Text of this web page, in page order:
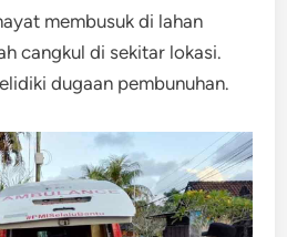
membusuk di lahan
cangkul di sekitar lokasi.
dugaan pembunuhan.